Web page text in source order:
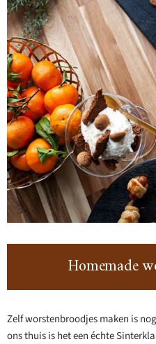
Homemade
Zelf worstenbroodjes maken is
ons thuis is het een échte